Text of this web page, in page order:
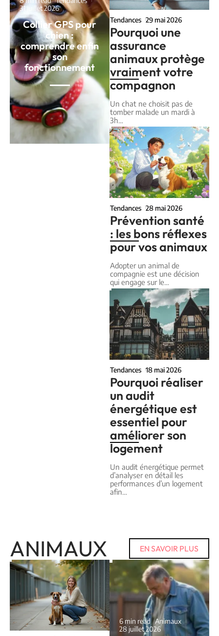
31 juillet 2026
Collier GPS pour
chien :
comprendre enfin
son
fonctionnement
Tendances 29 mai 2026
Pourquoi une
assurance
animaux protège
vraiment votre
compagnon
Un chat ne choisit pas de
tomber malade un mardi à
3h…
Tendances 28 mai 2026
Prévention santé
: les bons réflexes
pour vos animaux
Adopter un animal de
compagnie est une décision
qui engage sur le…
Tendances 18 mai 2026
Pourquoi réaliser
un audit
énergétique est
essentiel pour
améliorer son
logement
Un audit énergétique permet
d’analyser en détail les
performances d’un logement
afin
ANIMAUX EN SAVOIR PLUS
6 min read
Animaux
28 juillet 2026